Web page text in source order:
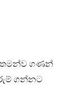
තමන්ව ගණන්
ගන්නට